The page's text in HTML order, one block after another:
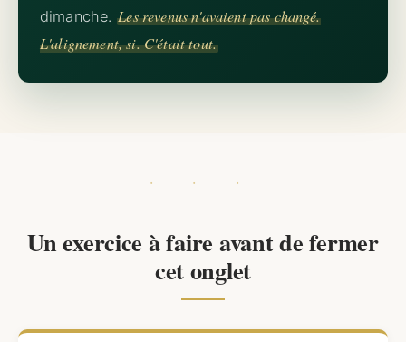
dimanche. Les revenus n'avaient pas changé.
L'alignement, si. C'était tout.
Un exercice à faire avant de fermer
cet onglet